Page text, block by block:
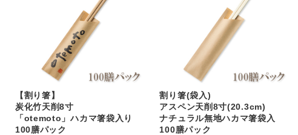
【割り箸】
炭化竹天削8寸
「otemoto」ハカマ箸袋入り
100膳パック
割り箸(袋入)
アスペン天削8寸(20.3cm)
ナチュラル無地ハカマ箸袋入
100膳パック